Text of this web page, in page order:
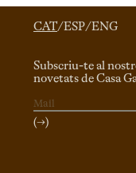
CAT/ESP/ENG
Subscriu-te al
novetats de Casa
(→)